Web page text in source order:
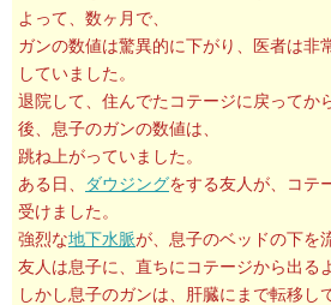
よって、数ヶ月で、
ガンの数値は驚異的に下がり、医者は非
していました。
退院して、住んでたコテージに戻ってか
後、息子のガンの数値は、
跳ね上がっていました。
ある日、
ダウジングをする友人が、コテ
受けました。
強烈な地下水脈が、息子のベッドの下を
友人は息子に、直ちにコテージから出る
しかし息子のガンは、肝臓にまで転移し